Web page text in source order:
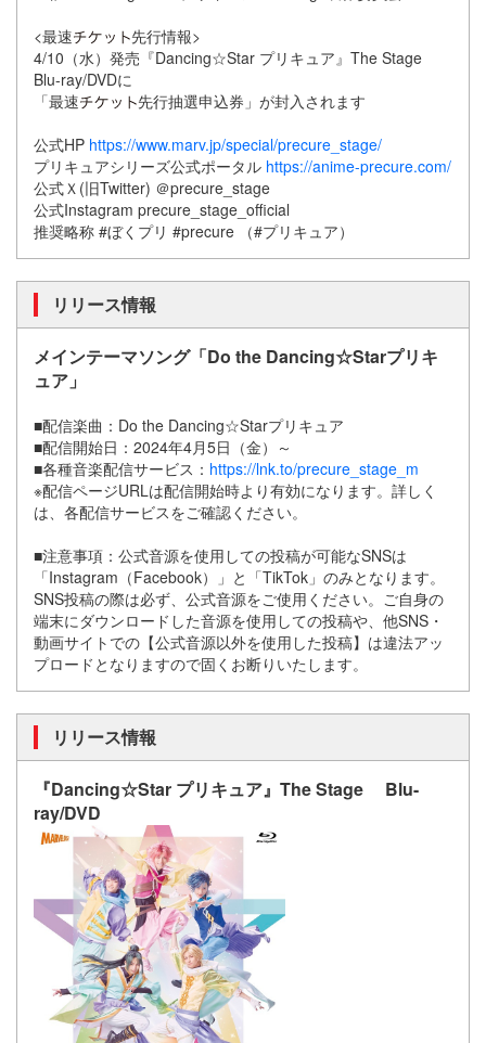
<最速
先行情報>
4/10（水）発売『Dancing☆Star プリキュア』The Stage
Blu-ray/DVDに
「最速
先行抽選申込券」が封入されます
公式HP https://www.marv.jp/special/precure_stage/
プリキュアシリーズ公式ポータル https://anime-precure.com/
公式Ｘ(旧Twitter) ＠precure_stage
公式Instagram precure_stage_official
推奨略称 #ぼくプリ #precure （#プリキュア）
リリース情報
メインテーマソング「Do the Dancing☆Starプリキ
ュア」
■配信楽曲：Do the Dancing☆Starプリキュア
■配信開始日：2024年4月5日（金）～
■各種音楽配信サービス： https://lnk.to/precure_stage_m
※配信ページURLは配信開始時より有効になります。詳しく
は、各配信サービスをご確認ください。
■注意事項：公式音源を使用しての投稿が可能なSNSは
「Instagram（Facebook）」と「TikTok」のみとなります。
SNS投稿の際は必ず、公式音源をご使用ください。ご自身の
端末にダウンロードした音源を使用しての投稿や、他SNS・
動画サイトでの【公式音源以外を使用した投稿】は違法アッ
プロードとなりますので固くお断りいたします。
リリース情報
『Dancing☆Star プリキュア』The Stage Blu-
ray/DVD